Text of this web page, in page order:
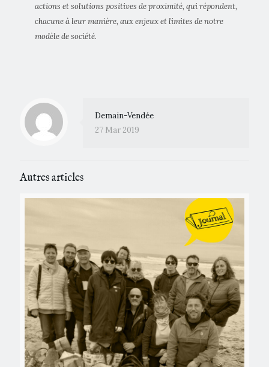
actions et solutions positives de proximité, qui répondent,
chacune à leur manière, aux enjeux et limites de notre
modèle de société.
Demain-Vendée
27 Mar 2019
Autres articles